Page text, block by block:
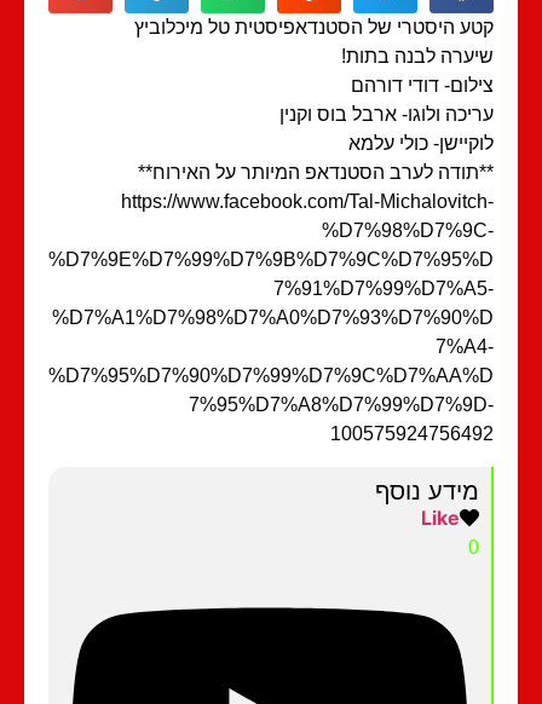
היסטרי של הסטנדאפיסטית טל מיכלוביץ
לבנה בתות!
דודי דורהם
ולוגו- ארבל בוס וקנין
כולי עלמא
לערב הסטנדאפ המיותר על האירוח**
https://www.facebook.com/Tal-
מידע נוסף